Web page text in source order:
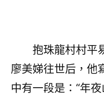
抱珠龍村村平
廖美娣往世后，他
中有一段是：“年